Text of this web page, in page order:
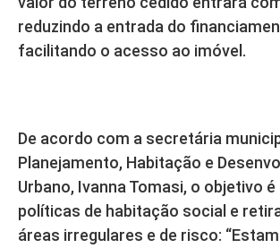
reduzindo a entrada do
facilitando o acesso ao imóvel.
De acordo com a secretária
Planejamento, Habitação e
Urbano, Ivanna Tomasi, o objetivo
políticas de habitação social e
áreas irregulares e de risco: